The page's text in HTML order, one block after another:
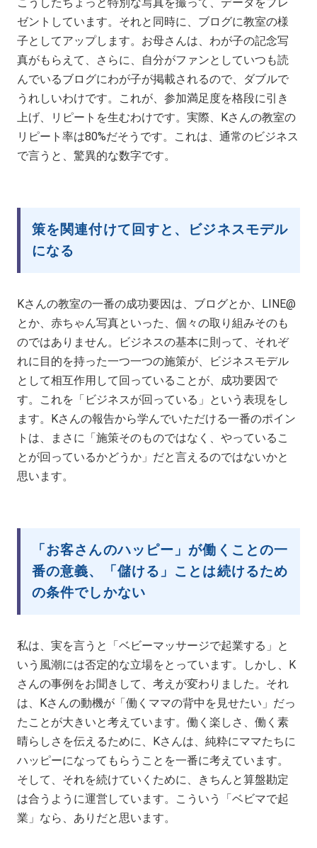
こうしたちょっと特別な写真を撮って、データをプレ
ゼントしています。それと同時に、ブログに教室の様
子としてアップします。お母さんは、わが子の記念写
真がもらえて、さらに、自分がファンとしていつも読
んでいるブログにわが子が掲載されるので、ダブルで
うれしいわけです。これが、参加満足度を格段に引き
上げ、リピートを生むわけです。実際、Kさんの教室の
リピート率は80%だそうです。これは、通常のビジネス
で言うと、驚異的な数字です。
策を関連付けて回すと、ビジネスモデル
になる
Kさんの教室の一番の成功要因は、ブログとか、LINE@
とか、赤ちゃん写真といった、個々の取り組みそのも
のではありません。ビジネスの基本に則って、それぞ
れに目的を持った一つ一つの施策が、ビジネスモデル
として相互作用して回っていることが、成功要因で
す。これを「ビジネスが回っている」という表現をし
ます。Kさんの報告から学んでいただける一番のポイン
トは、まさに「施策そのものではなく、やっているこ
とが回っているかどうか」だと言えるのではないかと
思います。
「お客さんのハッピー」が働くことの一
番の意義、「儲ける」ことは続けるため
の条件でしかない
私は、実を言うと「ベビーマッサージで起業する」と
いう風潮には否定的な立場をとっています。しかし、K
さんの事例をお聞きして、考えが変わりました。それ
は、Kさんの動機が「働くママの背中を見せたい」だっ
たことが大きいと考えています。働く楽しさ、働く素
晴らしさを伝えるために、Kさんは、純粋にママたちに
ハッピーになってもらうことを一番に考えています。
そして、それを続けていくために、きちんと算盤勘定
は合うように運営しています。こういう「ベビマで起
業」なら、ありだと思います。